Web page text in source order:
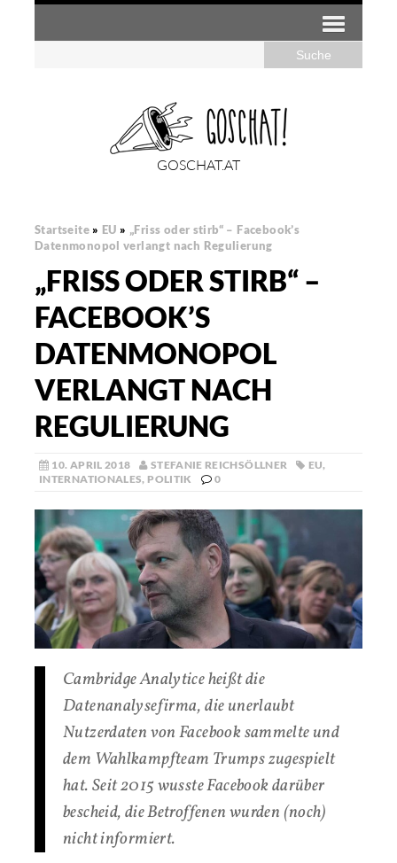
GOSCHAT.AT
Startseite » EU » „Friss oder stirb“ – Facebook’s
Datenmonopol verlangt nach Regulierung
„FRISS ODER STIRB“ –
FACEBOOK’S
DATENMONOPOL
VERLANGT NACH
REGULIERUNG
10. APRIL 2018 STEFANIE REICHSÖLLNER EU,
INTERNATIONALES, POLITIK 0
Cambridge Analytice heißt die
Datenanalysefirma, die unerlaubt
Nutzerdaten von Facebook sammelte und
dem Wahlkampfteam Trumps zugespielt
hat. Seit 2015 wusste Facebook darüber
bescheid, die Betroffenen wurden (noch)
nicht informiert.